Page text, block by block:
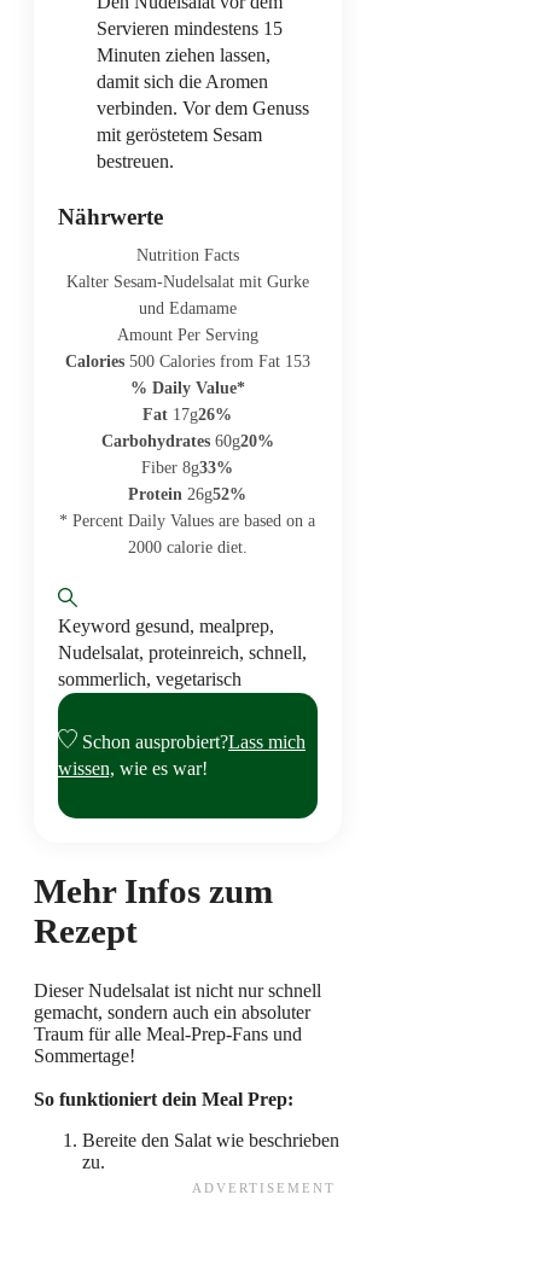
Servieren mindestens 15
Minuten ziehen lassen,
damit sich die Aromen
verbinden. Vor dem Genuss
mit geröstetem Sesam
bestreuen.
Nährwerte
Nutrition Facts
Kalter Sesam-Nudelsalat mit Gurke
und Edamame
Amount Per Serving
Calories500 Calories from Fat 153
% Daily Value*
Fat 17g26%
Carbohydrates60g20%
Fiber 8g33%
Protein 26g52%
* Percent Daily Values are based on a
2000 calorie diet.
Keyword gesund, mealprep,
Nudelsalat, proteinreich, schnell,
sommerlich, vegetarisch
Schon ausprobiert?Lass mich
wissen, wie es war!
Mehr Infos zum
Rezept
Dieser Nudelsalat ist nicht nur schnell
gemacht, sondern auch ein absoluter
Traum für alle Meal-Prep-Fans und
Sommertage!
So funktioniert dein Meal Prep:
Bereite den Salat wie beschrieben
zu.